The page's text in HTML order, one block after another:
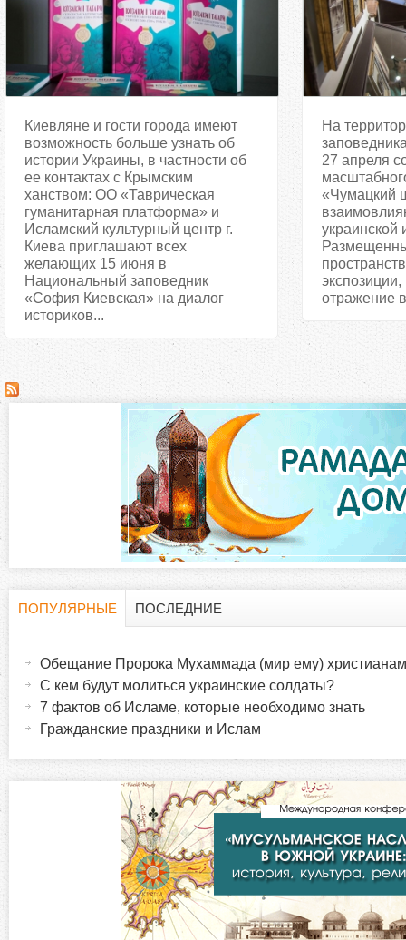
Киевляне и гости города имеют
возможность больше узнать об
истории Украины, в частности об
ее контактах с Крымским
ханством: ОО «Таврическая
гуманитарная платформа» и
Исламский культурный центр г.
Киева приглашают всех
желающих 15 июня в
Национальный заповедник
«София Киевская» на диалог
историков...
На
27 апреля
«Чумацкий
украинской
отражение
и
ПОПУЛЯРНЫЕ
ПОСЛЕДНИЕ
Обещание Пророка Мухаммада (мир ему) христианам
С кем будут молиться украинские солдаты?
7 фактов об Исламе, которые необходимо знать
Гражданские праздники и Ислам